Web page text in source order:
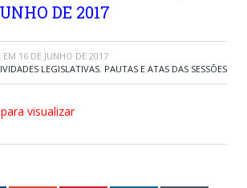
DE 2017
EM 16 DE JUNHO DE 2017
LEGISLATIVAS, PAUTAS E ATAS DAS SESSÕES
visualizar